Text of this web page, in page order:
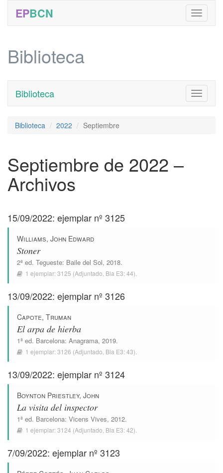
EPBCN
Biblioteca
Toggle
Biblioteca
Biblioteca 2022 Septiembre
Septiembre de 2022 –
Archivos
15/09/2022: ejemplar nº 3125
Williams, John Edward
Stoner
2ª ed. Tegueste: Baile del Sol, 2018.
1 ejemplar:3125 (Adjuntado, Bla E3: 44).
13/09/2022: ejemplar nº 3126
Capote, Truman
El arpa de hierba
1ª ed. Barcelona: Anagrama, 2019.
1 ejemplar:3126 (Adjuntado, Bla E3: 43).
13/09/2022: ejemplar nº 3124
Boynton Priestley, John
La visita del inspector
1ª ed. Barcelona: Vicens Vives, 2012.
1 ejemplar:3124 (Adjuntado, Bla E3: 42).
7/09/2022: ejemplar nº 3123